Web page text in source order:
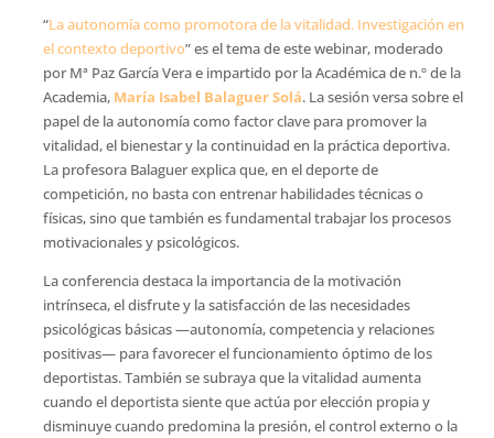
“La autonomía como promotora de la vitalidad. Investigación en
el contexto deportivo” es el tema de este webinar, moderado
por Mª Paz García Vera e impartido por la Académica de n.º de la
Academia, María Isabel Balaguer Solá. La sesión versa sobre el
papel de la autonomía como factor clave para promover la
vitalidad, el bienestar y la continuidad en la práctica deportiva.
La profesora Balaguer explica que, en el deporte de
competición, no basta con entrenar habilidades técnicas o
físicas, sino que también es fundamental trabajar los procesos
motivacionales y psicológicos.
La conferencia destaca la importancia de la motivación
intrínseca, el disfrute y la satisfacción de las necesidades
psicológicas básicas —autonomía, competencia y relaciones
positivas— para favorecer el funcionamiento óptimo de los
deportistas. También se subraya que la vitalidad aumenta
cuando el deportista siente que actúa por elección propia y
disminuye cuando predomina la presión, el control externo o la